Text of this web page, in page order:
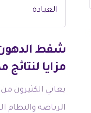
مزايا لنتائج
يعاني الكثيرون
الرياضة والنظام